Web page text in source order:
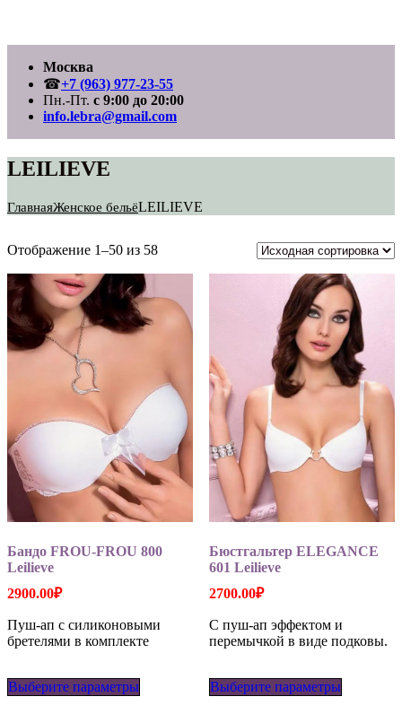
содержимому
Москва
☎+7 (963) 977-23-55
Пн.-Пт. с 9:00 до 20:00
info.lebra@gmail.com
LEILIEVE
ГлавнаяЖенское бельёLEILIEVE
Отображение 1–50 из 58
Бандо FROU-FROU 800
Leilieve
2900.00₽
Пуш-ап с силиконовыми
бретелями в комплекте
Выберите параметры
Бюстгальтер ELEGANCE
601 Leilieve
2700.00₽
С пуш-ап эффектом и
перемычкой в виде подковы.
Выберите параметры